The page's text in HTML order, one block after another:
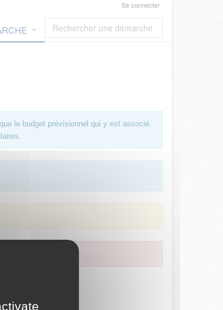
Se connecter
le budget prévisionnel qui y est associé.